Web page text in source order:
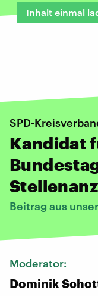
Inhalt einmal
SPD-
Kandidat
Beitrag aus
Moderator:
Dominik